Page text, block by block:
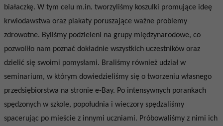
białaczkę. W tym celu m.in. tworzyliśmy koszulki promujące ideę
krwiodawstwa oraz plakaty poruszające ważne problemy
zdrowotne. Byliśmy podzieleni na grupy międzynarodowe, co
pozwoliło nam poznać dokładnie wszystkich uczestników oraz
dzielić się swoimi pomysłami. Braliśmy również udział w
seminarium, w którym dowiedzieliśmy się o tworzeniu własnego
przedsiębiorstwa na stronie e-Bay. Po intensywnych porankach
spędzonych w szkole, popołudnia i wieczory spędzaliśmy
spacerując po mieście z innymi uczniami. Próbowaliśmy z nimi ich